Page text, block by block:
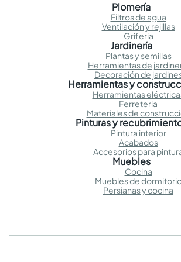
Plomería
Filtros de agua
Ventilación y rejillas
Griferia
Jardinería
Plantas y semillas
Herramientas de
Decoración de
Herramientas y
Herramientas
Ferreteria
Materiales de
Pinturas y
Pintura interior
Acabados
Accesorios para
Muebles
Cocina
Muebles de
Persianas y cocina